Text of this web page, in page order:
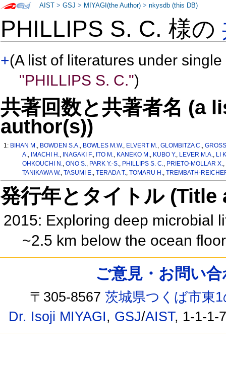
PHILLIPS S. C. 様の
+(A list of literatures under
"PHILLIPS S. C.")
共著回数と共著者名 (a
author(s))
1: BIHAN M., BOWDEN S.A., BOWLES M.W., ELVERT M.,GLOMBITZA C.,
A., IMACHI H., INAGAKI F., ITO M., KANEKO M., KUBO Y., LEVER M.A., LI
OHKOUCHI N., ONO S., PARK Y.-S., PHILLIPS S. C., PRIETO-MOLLAR X.,
TANIKAWA W., TASUMI E., TERADA T., TOMARU H., TREMBATH-
発行年とタイトル
2015: Exploring deep microbial
~2.5 km below the ocean
AIST >GSJ > MIYAGI(the Author) >nkysdb (this DB)
ご意見・お問い
〒305-8567茨城県つくば市東
Dr. Isoji MIYAGI, GSJ/AIST, 1-1-1-